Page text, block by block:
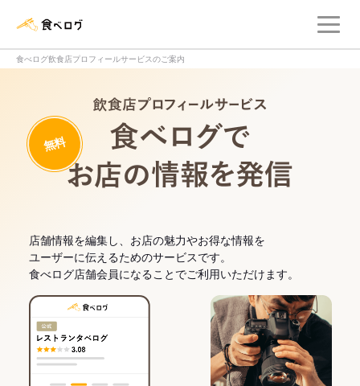
食べログ飲食店プロフィールサービスのご案内
無料
店舗情報を編集し、お店の魅力やお得な情報を
ユーザーに伝えるためのサービスです。
食べログ店舗会員になることでご利用いただけます。